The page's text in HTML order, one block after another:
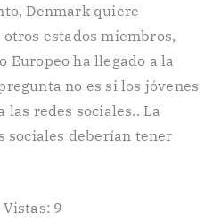
Denmark quiere
estados miembros,
Europeo ha llegado a la
no es si los jóvenes
las redes sociales.. La
sociales deberían tener
Vistas: 9